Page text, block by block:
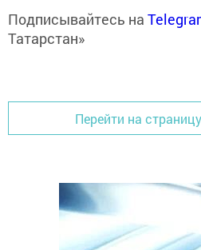
Подписывайтесь на
Татарстан»
Перейти на